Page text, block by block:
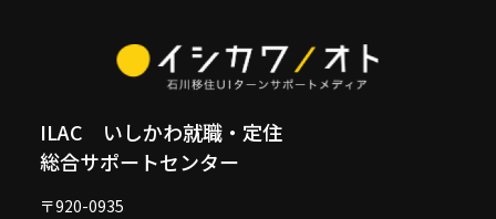
ILAC いしかわ就職・定住
総合サポートセンター
〒920-0935